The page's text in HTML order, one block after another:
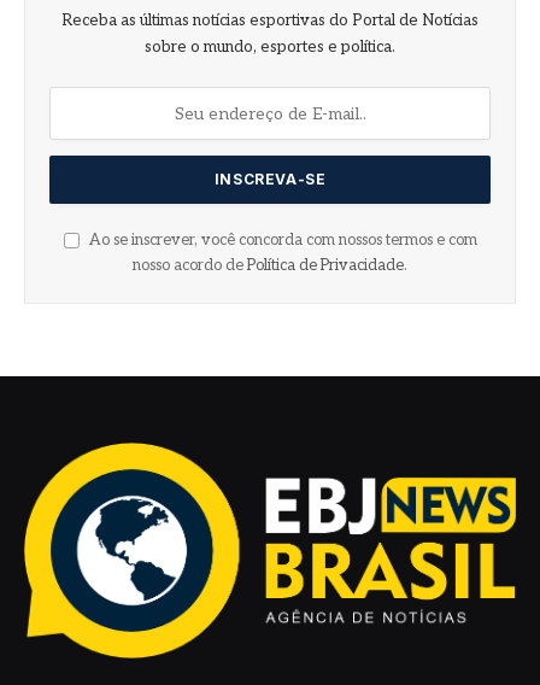
Receba as últimas notícias esportivas do Portal de Notícias
sobre o mundo, esportes e política.
Ao se inscrever, você concorda com nossos termos e com
nosso acordo de Política de Privacidade.